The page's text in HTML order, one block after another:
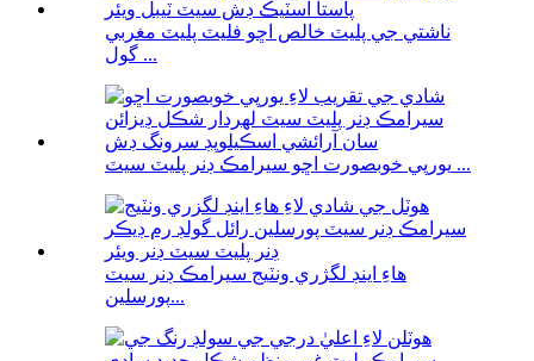
ناشتي جي پليٽ خالص اڇو فليٽ پليٽ مغربي
گول ...
يورپي خوبصورت اڇو سيرامڪ ڊنر پليٽ سيٽ ...
هاءِ اينڊ لگژري ونٽيج سيرامڪ ڊنر سيٽ
پورسلين...